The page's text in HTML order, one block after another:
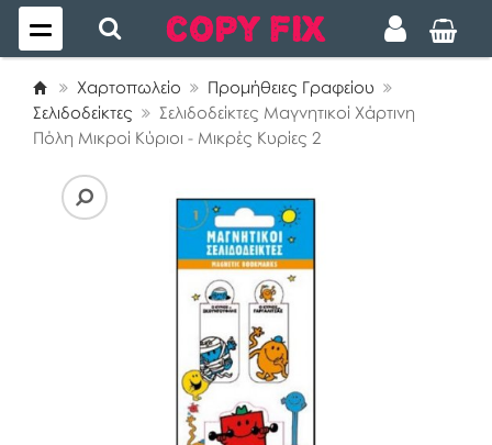
Χαρτοπωλείο
Προμήθειες Γραφείου
Σελιδοδείκτες
Σελιδοδείκτες Μαγνητικοί Χάρτινη
Πόλη Μικροί Κύριοι - Μικρές Κυρίες 2